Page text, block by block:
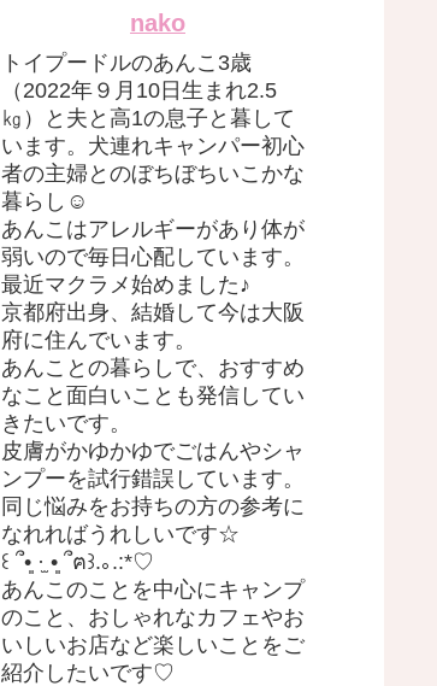
nako
トイプードルのあんこ3歳
（2022年９月10日生まれ2.5
㎏）と夫と高1の息子と暮して
います。犬連れキャンパー初心
者の主婦とのぼちぼちいこかな
暮らし☺︎
あんこはアレルギーがあり体が
弱いので毎日心配しています。
最近マクラメ始めました♪
京都府出身、結婚して今は大阪
府に住んでいます。
あんことの暮らしで、おすすめ
なこと面白いことも発信してい
きたいです。
皮膚がかゆかゆでごはんやシャ
ンプーを試行錯誤しています。
同じ悩みをお持ちの方の参考に
なれればうれしいです☆
꒰ ՞•͈ ·̫ •͈ ՞ฅ꒱.｡.:*♡
あんこのことを中心にキャンプ
のこと、おしゃれなカフェやお
いしいお店など楽しいことをご
紹介したいです♡